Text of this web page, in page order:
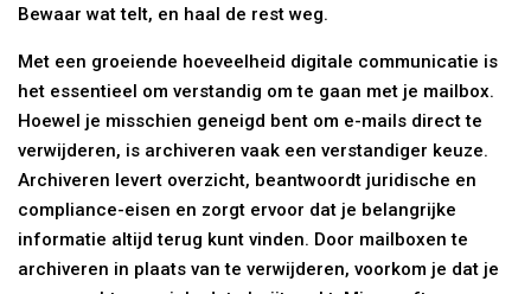
Bewaar wat telt, en haal de rest weg.
Met een groeiende hoeveelheid digitale communicatie is
het essentieel om verstandig om te gaan met je mailbox.
Hoewel je misschien geneigd bent om e-mails direct te
verwijderen, is archiveren vaak een verstandiger keuze.
Archiveren levert overzicht, beantwoordt juridische en
compliance-eisen en zorgt ervoor dat je belangrijke
informatie altijd terug kunt vinden. Door mailboxen te
archiveren in plaats van te verwijderen, voorkom je dat je